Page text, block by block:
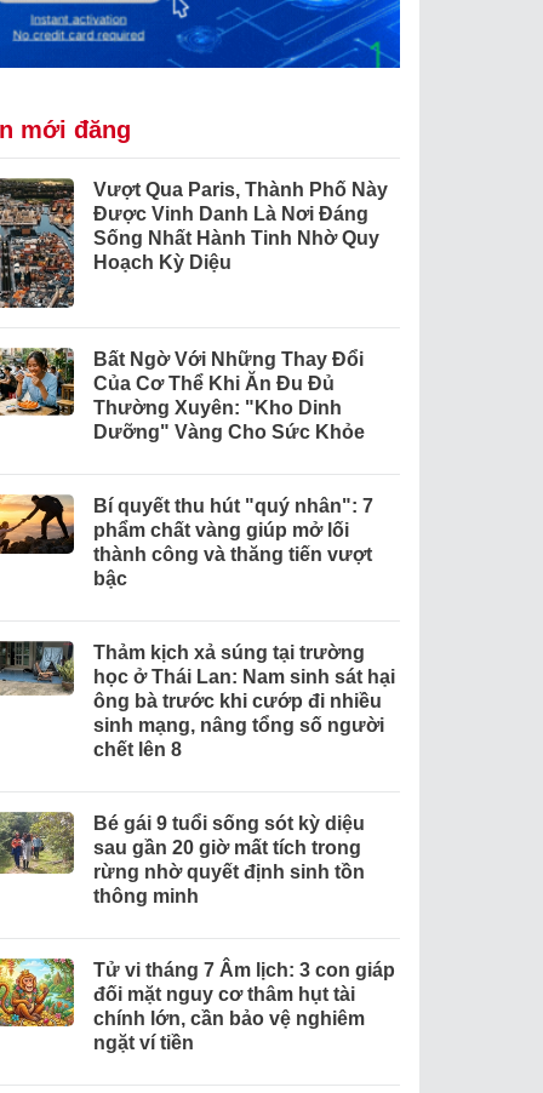
mới đăng
Vượt Qua Paris, Thành Phố Này
Được Vinh Danh Là Nơi Đáng
Sống Nhất Hành Tinh Nhờ Quy
Hoạch Kỳ Diệu
Bất Ngờ Với Những Thay Đổi
Của Cơ Thể Khi Ăn Đu Đủ
Thường Xuyên: "Kho Dinh
Dưỡng" Vàng Cho Sức Khỏe
Bí quyết thu hút "quý nhân": 7
phẩm chất vàng giúp mở lối
thành công và thăng tiến vượt
bậc
Thảm kịch xả súng tại trường
học ở Thái Lan: Nam sinh sát hại
ông bà trước khi cướp đi nhiều
sinh mạng, nâng tổng số người
chết lên 8
Bé gái 9 tuổi sống sót kỳ diệu
sau gần 20 giờ mất tích trong
rừng nhờ quyết định sinh tồn
thông minh
Tử vi tháng 7 Âm lịch: 3 con giáp
đối mặt nguy cơ thâm hụt tài
chính lớn, cần bảo vệ nghiêm
ngặt ví tiền